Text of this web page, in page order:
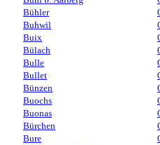
Bühler
Buhwil
Buix
Bülach
Bulle
Bullet
Bünzen
Buochs
Buonas
Bürchen
Bure